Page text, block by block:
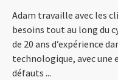
Adam travaille avec les
besoins tout au long du
de 20 ans d’expérience
technologique, avec une
défauts ...